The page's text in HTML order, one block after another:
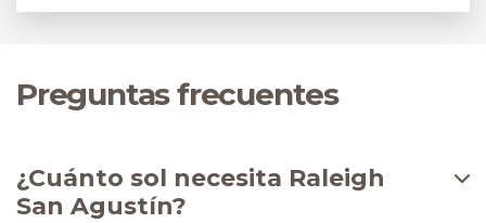
Preguntas frecuentes
¿Cuánto sol necesita Raleigh
San Agustín?